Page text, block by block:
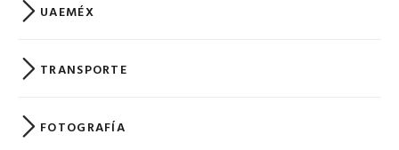
UAEMÉX
TRANSPORTE
FOTOGRAFÍA